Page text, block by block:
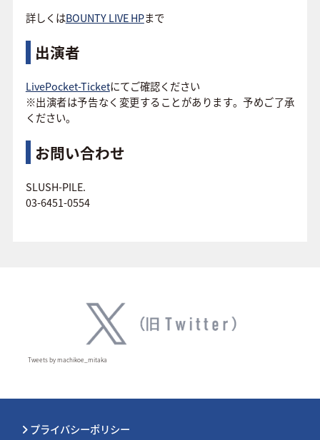
詳しくはBOUNTY LIVE HPまで
出演者
LivePocket-Ticketにてご確認ください
※出演者は予告なく変更することがあります。予めご了承
ください。
お問い合わせ
SLUSH-PILE.
03-6451-0554
Tweets by machikoe_mitaka
プライバシーポリシー